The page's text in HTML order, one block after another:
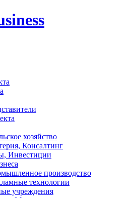
хозяйство
Консалтинг
Инвестиции
производство
технологии
учреждения